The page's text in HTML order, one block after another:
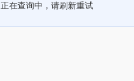
正在查询中，请刷新重试